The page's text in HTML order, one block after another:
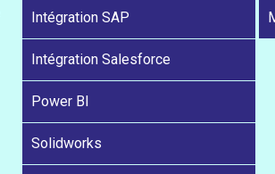
Intégration SAP
Intégration Salesforce
Power BI
Solidworks